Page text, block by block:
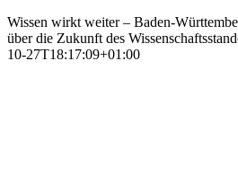
Wissen wirkt weiter – Baden-
über die Zukunft des
10-27T18:17:09+01:00